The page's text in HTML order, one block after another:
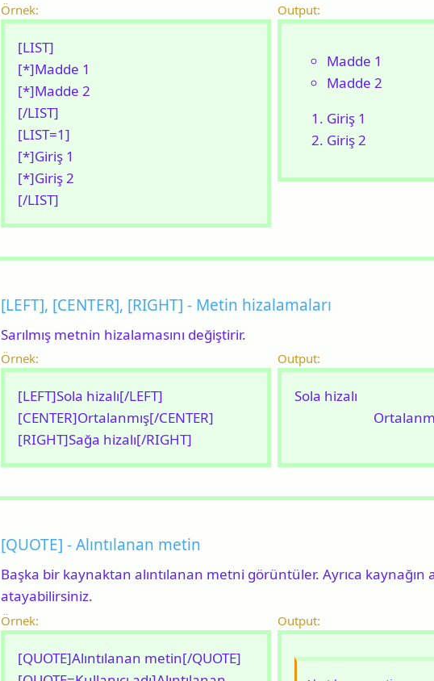
Örnek:
[LIST]
[*]Madde 1
[*]Madde 2
[/LIST]
[LIST=1]
[*]Giriş 1
[*]Giriş 2
[/LIST]
Output:
Madde 1
Madde 2
Giriş 1
Giriş 2
[LEFT], [CENTER], [RIGHT] - Metin hizalamaları
Sarılmış metnin hizalamasını değiştirir.
Örnek:
[LEFT]Sola hizalı[/LEFT]
[CENTER]Ortalanmış[/CENTER]
[RIGHT]Sağa hizalı[/RIGHT]
Output:
Sola hizalı​
[QUOTE] - Alıntılanan metin
Başka bir kaynaktan alıntılanan metni görüntüler. Ayrıca kaynağın
atayabilirsiniz.
Örnek:
[QUOTE]Alıntılanan metin[/QUOTE]
Output: